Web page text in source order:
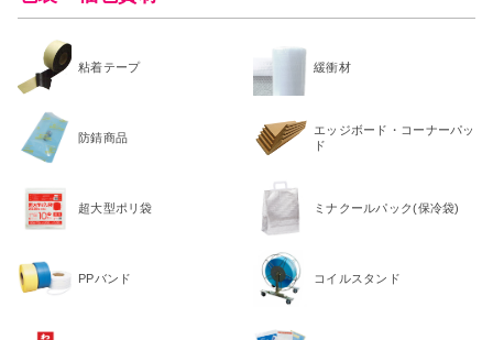
粘着テープ 緩衝材
防錆商品
エッジボード・コーナーパッ
ド
超大型ポリ袋 ミナクールパック(保冷袋)
PPバンド コイルスタンド